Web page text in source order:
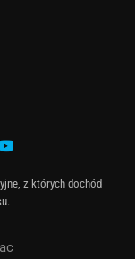
z których dochód